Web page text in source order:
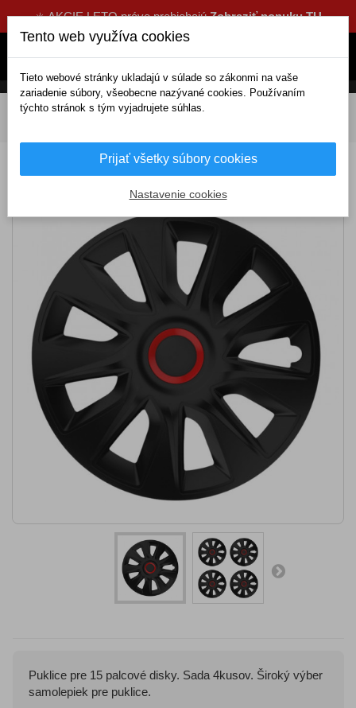
☀️ AKCIE LETO práve prebiehajúZobraziť ponuku TU
DOMOV Exteriérové doplnky
Puklice 15 STRATOS RR black
Puklice pre 15 palcové disky. Sada 4kusov. Široký výber
samolepiek pre puklice.
Tento web využíva cookies
Tieto webové stránky ukladajú v súlade so zákonmi na vaše
zariadenie súbory, všeobecne nazývané cookies. Používaním
týchto stránok s tým vyjadrujete súhlas.
Prijať všetky súbory cookies
Nastavenie cookies